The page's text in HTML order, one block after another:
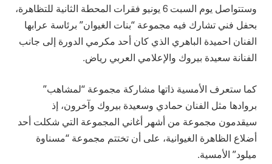
وستتواصل يوم السبت 6 يونيو فقرات المحطة الثانية للتظاهرة،
بحفل فني تشارك فيه مجموعة “بنات الغيوان” برئاسة عرابها
الفنان احميدة الباهري الذي كان أحد مكرمي الدورة إلى جانب
الفنانة سعيدة بيروك والإعلامي العربي رياض.
كما ستعرف الأمسية ذاتها مشاركة مجموعة “لمشاهب”
بروادها مثل الفنان حمادي وسعيدة بيروك وآخرون، إذ
سيقدمون مجموعة من أشهر أغاني المجموعة التي شكلت أحد
أضلاع الظاهرة الغيوانية، على أن تختتم مجموعة “مسناوة
ميلود” الأمسية.